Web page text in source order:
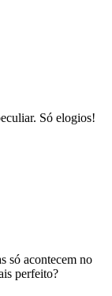
Só elogios!
só acontecem no
perfeito?